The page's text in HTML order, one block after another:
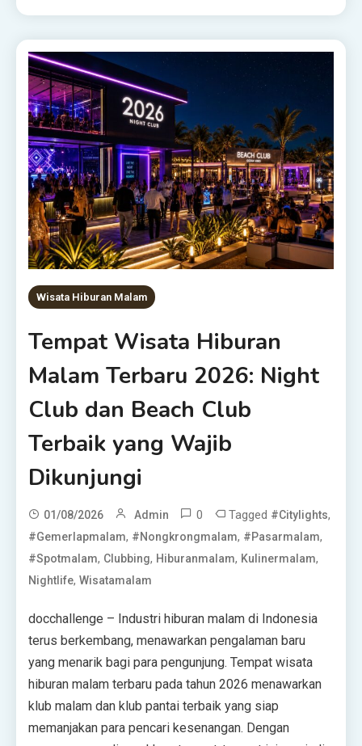
Wisata Hiburan Malam
Tempat Wisata Hiburan
Malam Terbaru 2026: Night
Club dan Beach Club
Terbaik yang Wajib
Dikunjungi
01/08/2026 Admin 0 Tagged #citylights,
#gemerlapmalam, #nongkrongmalam, #pasarmalam,
#spotmalam, Clubbing, Hiburanmalam, Kulinermalam,
Nightlife,Wisatamalam
docchallenge – Industri hiburan malam di Indonesia
terus berkembang, menawarkan pengalaman baru
yang menarik bagi para pengunjung. Tempat wisata
hiburan malam terbaru pada tahun 2026 menawarkan
klub malam dan klub pantai terbaik yang siap
memanjakan para pencari kesenangan. Dengan